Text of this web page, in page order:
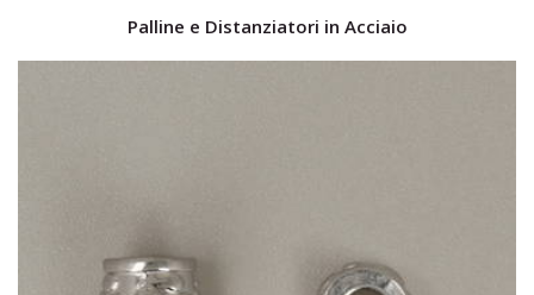
Palline e Distanziatori in Acciaio